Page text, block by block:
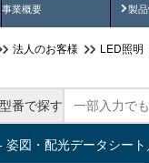
事業概要 製製
法人のお客様 LED照明
番で探す
姿図・配光データシー